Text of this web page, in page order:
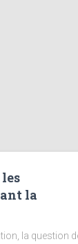
la
la question